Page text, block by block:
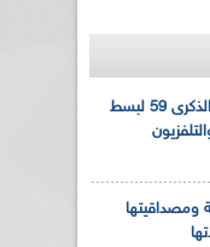
الإذاعة الجزائرية تحي الذكرى 59 لبسط
ومصداقيتها